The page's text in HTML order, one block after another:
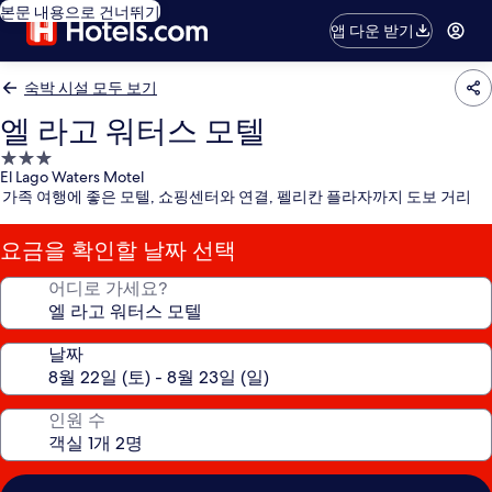
본문 내용으로 건너뛰기
앱 다운 받기
숙박 시설 모두 보기
엘 라고 워터스 모텔
3.0
성
급
숙
박
시
El Lago Waters Motel
가족 여행에 좋은 모텔, 쇼핑센터와 연결, 펠리칸 플라자까지 도보 거리
요금을 확인할 날짜 선택
어디로 가세요?
날짜
인원 수